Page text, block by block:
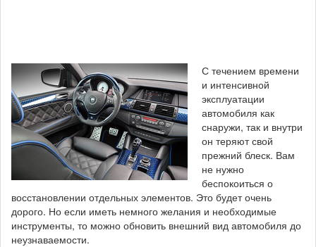
С течением времени
и интенсивной
эксплуатации
автомобиля как
снаружи, так и внутри
он теряют свой
прежний блеск. Вам
не нужно
беспокоиться о
восстановлении отдельных элементов. Это будет очень
дорого. Но если иметь немного желания и необходимые
инструменты, то можно обновить внешний вид автомобиля до
неузнаваемости.